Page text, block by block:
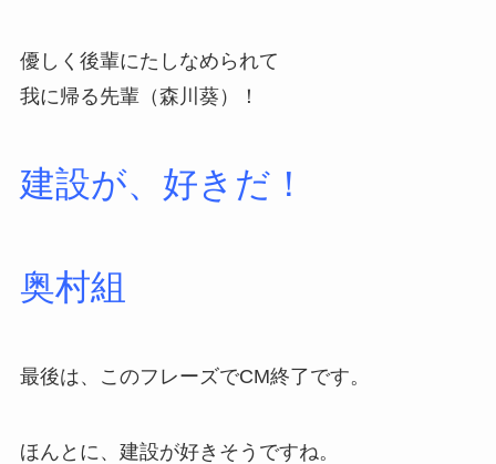
優しく後輩にたしなめられて
我に帰る先輩（森川葵）！
建設が、好きだ！
奥村組
最後は、このフレーズでCM終了です。
ほんとに、建設が好きそうですね。